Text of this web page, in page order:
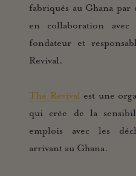
fabriqués au Ghana par
en collaboration
fondateur et
Revival.
The Revival est une
qui crée de la
emplois avec les
arrivant au Ghana.